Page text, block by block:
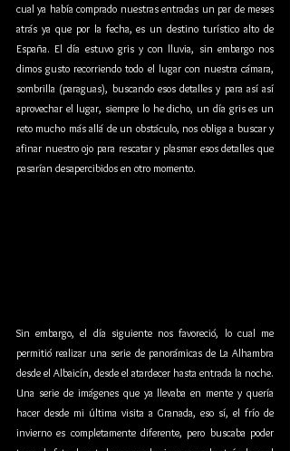
cual ya había comprado nuestras entradas un par de meses
atrás ya que por la fecha, es un destino turístico alto de
España. El día estuvo gris y con lluvia, sin embargo nos
dimos gusto recorriendo todo el lugar con nuestra cámara,
sombrilla (paraguas), buscando esos detalles y para así así
aprovechar el lugar, siempre lo he dicho, un día gris es un
reto mucho más allá de un obstáculo, nos obliga a buscar y
afinar nuestro ojo para rescatar y plasmar esos detalles que
pasarían desapercibidos en otro momento.
Sin embargo, el día siguiente nos favoreció, lo cual me
permitió realizar una serie de panorámicas de La Alhambra
desde el Albaicín, desde el atardecer hasta entrada la noche.
Una serie de imágenes que ya llevaba en mente y quería
hacer desde mi última visita a Granada, eso sí, el frío de
invierno es completamente diferente, pero buscaba poder